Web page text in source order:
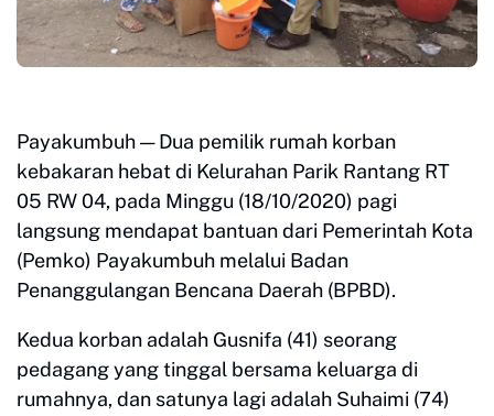
Payakumbuh — Dua pemilik rumah korban
kebakaran hebat di Kelurahan Parik Rantang RT
05 RW 04, pada Minggu (18/10/2020) pagi
langsung mendapat bantuan dari Pemerintah Kota
(Pemko) Payakumbuh melalui Badan
Penanggulangan Bencana Daerah (BPBD).
Kedua korban adalah Gusnifa (41) seorang
pedagang yang tinggal bersama keluarga di
rumahnya, dan satunya lagi adalah Suhaimi (74)